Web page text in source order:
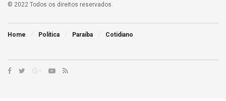
© 2022 Todos os direitos reservados.
Home Política Paraíba Cotidiano